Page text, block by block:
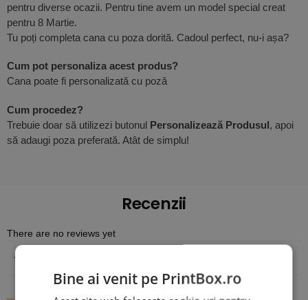
pentru diverse ocazii. Pentru tine avem un model special creat
pentru 8 Martie.
Tu poți completa cana cu poza dorită. Cadoul perfect, nu-i așa?
Cum pot personaliza acest produs?
Cana poate fi personalizată cu poză
Cum procedez?
Trebuie doar să utilizezi butonul Personalizează Produsul, apoi
să adaugi poza preferată. Atât de simplu!
Recenzii
There are no reviews yet
Bine ai venit pe PrintBox.ro